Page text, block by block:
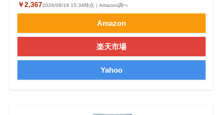
￥2,3672026/06/16 15:34時点｜Amazon調べ
Amazon
楽天市場
Yahoo